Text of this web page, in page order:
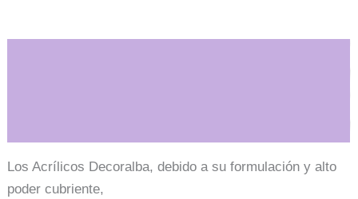
Rosa
Los Acrílicos Decoralba, debido a su formulación y alto
poder cubriente,